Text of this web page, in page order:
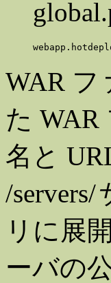
WAR フ
た WAR
名と
/servers/
リに展
ーバの